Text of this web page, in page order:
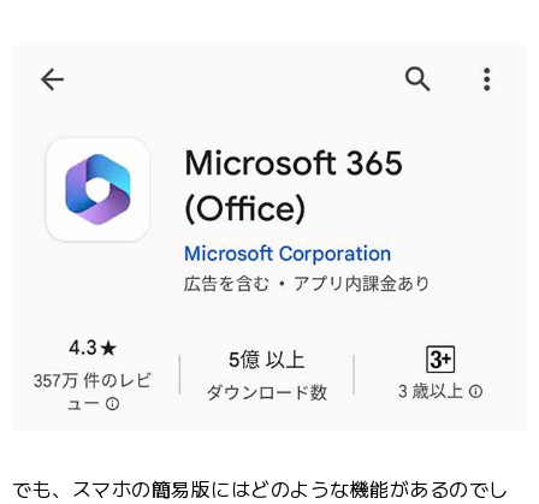
でも、スマホの簡易版にはどのような機能があるのでし